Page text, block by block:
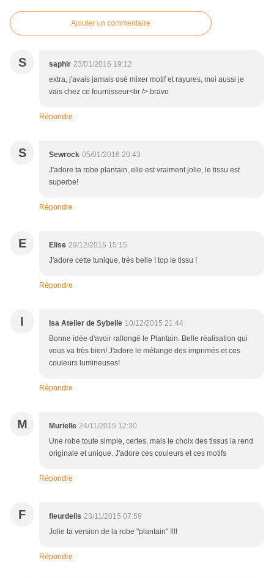
Ajouter un commentaire
S saphir 23/01/2016 19:12
extra, j'avais jamais osé mixer motif et rayures, moi aussi je
vais chez ce fournisseur<br /> bravo
Répondre
S Sewrock 05/01/2016 20:43
J'adore ta robe plantain, elle est vraiment jolie, le tissu est
superbe!
Répondre
E Elise 29/12/2015 15:15
J'adore cette tunique, très belle ! top le tissu !
Répondre
I Isa Atelier de Sybelle 10/12/2015 21:44
Bonne idée d'avoir rallongé le Plantain. Belle réalisation qui
vous va très bien! J'adore le mélange des imprimés et ces
couleurs lumineuses!
Répondre
M Murielle 24/11/2015 12:30
Une robe toute simple, certes, mais le choix des tissus la rend
originale et unique. J'adore ces couleurs et ces motifs
Répondre
F fleurdelis 23/11/2015 07:59
Jolie ta version de la robe "plantain" !!!!
Répondre